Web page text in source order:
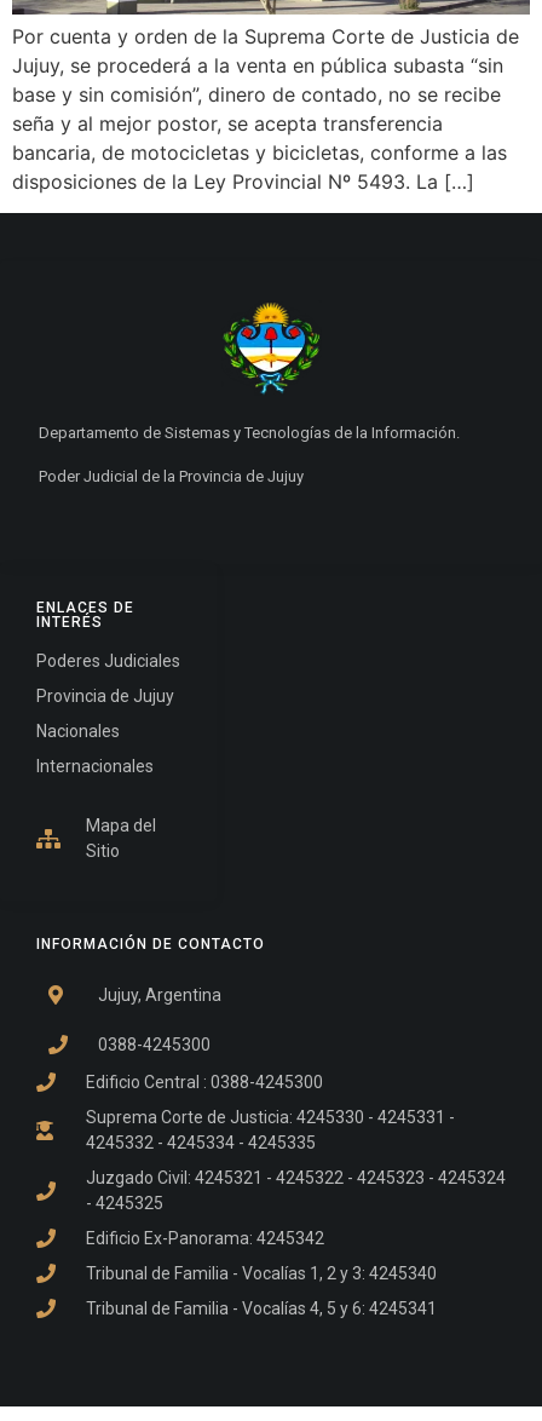
Por cuenta y orden de la Suprema Corte de Justicia de
Jujuy, se procederá a la venta en pública subasta “sin
base y sin comisión”, dinero de contado, no se recibe
seña y al mejor postor, se acepta transferencia
bancaria, de motocicletas y bicicletas, conforme a las
disposiciones de la Ley Provincial Nº 5493. La […]
INFORMACIÓN DE CONTACTO
Jujuy, Argentina
0388-4245300
Edificio Central : 0388-4245300
Suprema Corte de Justicia: 4245330 - 4245331 -
4245332 - 4245334 - 4245335
Juzgado Civil: 4245321 - 4245322 - 4245323 - 4245324
- 4245325
Edificio Ex-Panorama: 4245342
Tribunal de Familia - Vocalías 1, 2 y 3: 4245340
Tribunal de Familia - Vocalías 4, 5 y 6: 4245341
ENLACES DE
INTERÉS
Poderes Judiciales
Provincia de Jujuy
Nacionales
Internacionales
Mapa del
Sitio
Departamento de Sistemas y Tecnologías de la Información.
Poder Judicial de la Provincia de Jujuy